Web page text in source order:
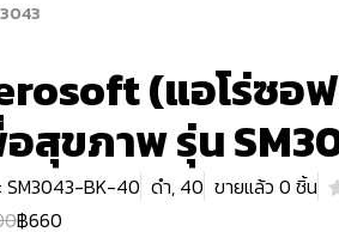
(แอโร่ซอฟ
สุขภาพ รุ่น
SM3043-BK-40 ดำ, 40 ขายแล้ว 0 ชิ้น
฿660